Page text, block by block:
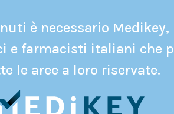
è necessario
e farmacisti italiani che
le aree a loro riservate.